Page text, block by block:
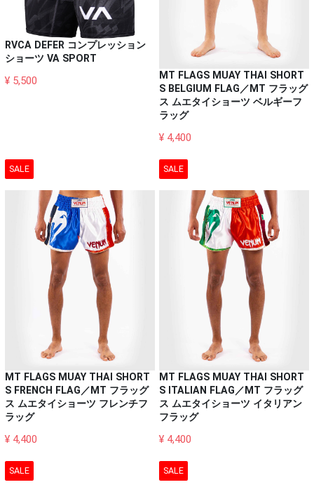
RVCA DEFER コンプレッション
ショーツ VA SPORT
¥ 5,500
MT FLAGS MUAY THAI SHORT
S BELGIUM FLAG／MT フラッグ
ス ムエタイショーツ ベルギーフ
ラッグ
¥ 4,400
SALE
MT FLAGS MUAY THAI SHORT
S FRENCH FLAG／MT フラッグ
ス ムエタイショーツ フレンチフ
ラッグ
¥ 4,400
SALE
MT FLAGS MUAY THAI SHORT
S ITALIAN FLAG／MT フラッグ
ス ムエタイショーツ イタリアン
フラッグ
¥ 4,400
SALE SALE